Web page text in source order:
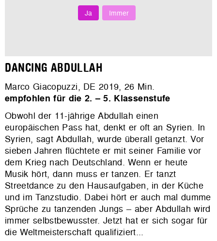
Ja
Immer
DANCING ABDULLAH
Marco Giacopuzzi, DE 2019, 26 Min.
empfohlen für die 2. – 5. Klassenstufe
Obwohl der 11-jährige Abdullah einen
europäischen Pass hat, denkt er oft an Syrien. In
Syrien, sagt Abdullah, wurde überall getanzt. Vor
sieben Jahren flüchtete er mit seiner Familie vor
dem Krieg nach Deutschland. Wenn er heute
Musik hört, dann muss er tanzen. Er tanzt
Streetdance zu den Hausaufgaben, in der Küche
und im Tanzstudio. Dabei hört er auch mal dumme
Sprüche zu tanzenden Jungs – aber Abdullah wird
immer selbstbewusster. Jetzt hat er sich sogar für
die Weltmeisterschaft qualifiziert...